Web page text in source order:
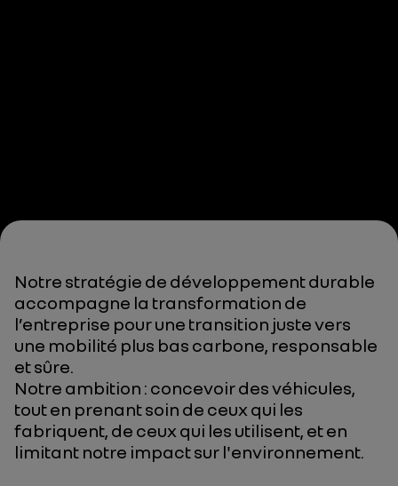
Notre stratégie de développement durable
accompagne la transformation de
l’entreprise pour une transition juste vers
une mobilité plus bas carbone, responsable
et sûre.
Notre ambition : concevoir des véhicules,
tout en prenant soin de ceux qui les
fabriquent, de ceux qui les utilisent, et en
limitant notre impact sur l'environnement.